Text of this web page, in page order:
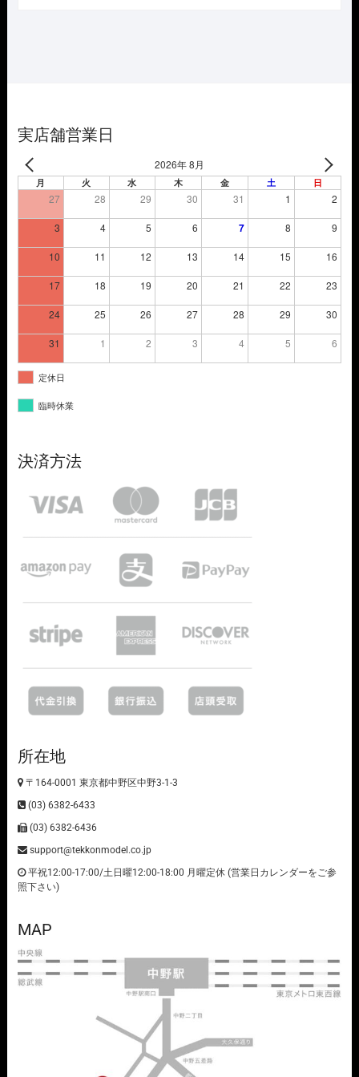
実店舗営業日
2026年 8月
月 火 水 木 金 土 日
27 28 29 30 31 1 2
3 4 5 6 7 8 9
10 11 12 13 14 15 16
17 18 19 20 21 22 23
24 25 26 27 28 29 30
31 1 2 3 4 5 6
定休日
臨時休業
決済方法
所在地
〒164-0001 東京都中野区中野3-1-3
(03) 6382-6433
(03) 6382-6436
support@tekkonmodel.co.jp
平祝12:00-17:00/土日曜12:00-18:00 月曜定休 (営業日カレンダーをご参
照下さい)
MAP